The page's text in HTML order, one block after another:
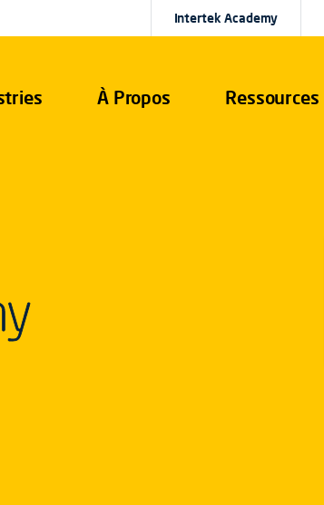
À Propos Ressources
Intertek Academy